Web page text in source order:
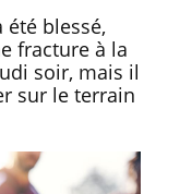
été blessé,
fracture à la
soir, mais il
sur le terrain